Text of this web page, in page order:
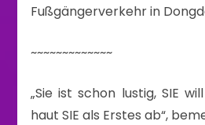
Fußgängerverkehr in
~~~~~~~~~~~~~
„Sie ist schon lustig, SIE
haut SIE als Erstes ab“,